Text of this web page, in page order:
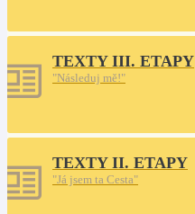
TEXTY III. ETAPY
"Následuj mě!"
TEXTY II. ETAPY
"Já jsem ta Cesta"